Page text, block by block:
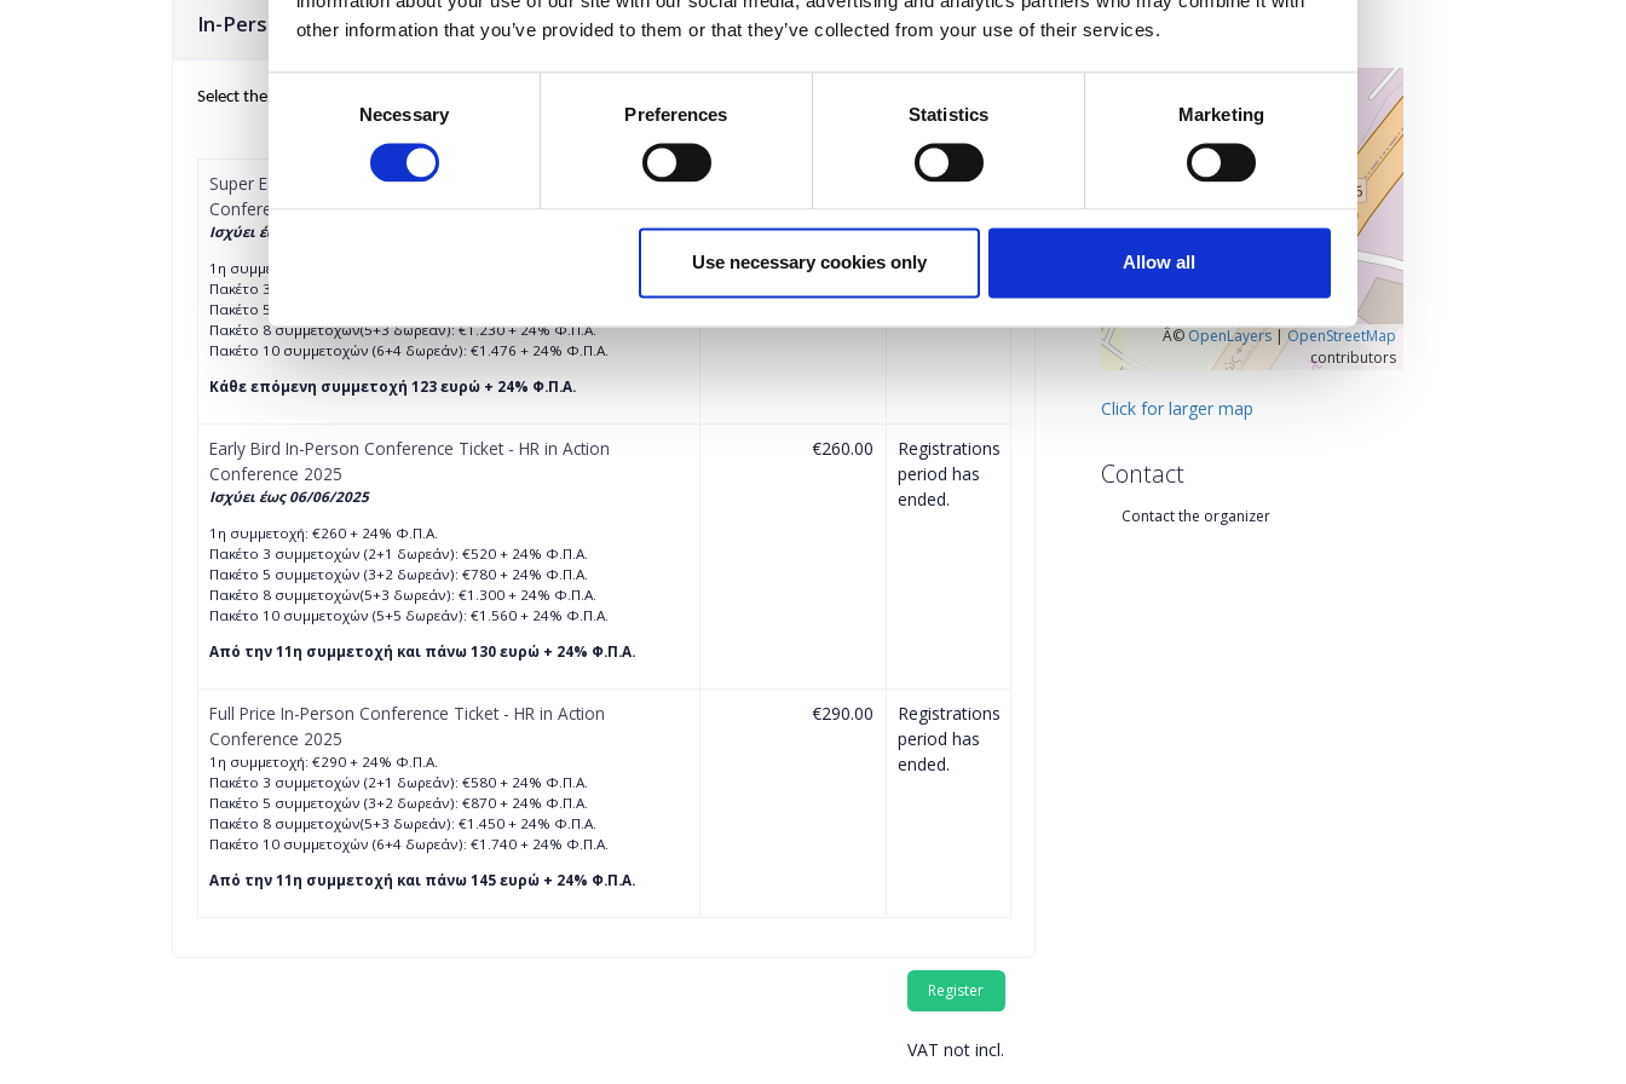
other information that you’ve provided to them or that they’ve collected from your use of their services.
Necessary Preferences Statistics Marketing
Use necessary cookies only Allow all
In-Person Conference Tickets
Select the total number of tickets you want and the free ticket(s) will be automatically calculated by the system.
Super Early Bird In-Person Conference Ticket - HR in Action
Conference 2025
Ισχύει έως 09/05/2025
1η συμμετοχή: €246 + 24% Φ.Π.Α.
Πακέτο 3 συμμετοχών (2+1 δωρεάν): €492 + 24% Φ.Π.Α.
Πακέτο 5 συμμετοχών (3+2 δωρεάν): €738 + 24% Φ.Π.Α.
Πακέτο 8 συμμετοχών(5+3 δωρεάν): €1.230 + 24% Φ.Π.Α.
Πακέτο 10 συμμετοχών (6+4 δωρεάν): €1.476 + 24% Φ.Π.Α.
Κάθε επόμενη συμμετοχή 123 ευρώ + 24% Φ.Π.Α.
Registrations
period has
ended.
Early Bird In-Person Conference Ticket - HR in Action
Conference 2025
Ισχύει έως06/06/2025
1η συμμετοχή: €260 + 24% Φ.Π.Α.
Πακέτο 3 συμμετοχών (2+1 δωρεάν): €520 + 24% Φ.Π.Α.
Πακέτο 5 συμμετοχών (3+2 δωρεάν): €780 + 24% Φ.Π.Α.
Πακέτο 8 συμμετοχών(5+3 δωρεάν): €1.300 + 24% Φ.Π.Α.
Πακέτο 10 συμμετοχών (5+5 δωρεάν): €1.560 + 24% Φ.Π.Α.
Από την 11η συμμετοχή και πάνω 130 ευρώ + 24% Φ.Π.Α.
€260.00
Registrations
period has
ended.
Full Price In-Person Conference Ticket - HR in Action
Conference 2025
1η συμμετοχή: €290 + 24% Φ.Π.Α.
Πακέτο 3 συμμετοχών (2+1 δωρεάν): €580 + 24% Φ.Π.Α.
Πακέτο 5 συμμετοχών (3+2 δωρεάν): €870 + 24% Φ.Π.Α.
Πακέτο 8 συμμετοχών(5+3 δωρεάν): €1.450 + 24% Φ.Π.Α.
Πακέτο 10 συμμετοχών (6+4 δωρεάν): €1.740 + 24% Φ.Π.Α.
Από την 11η συμμετοχή και πάνω 145 ευρώ + 24% Φ.Π.Α.
€290.00
Registrations
period has
ended.
VAT not incl.
Notios Tomeas Athinon, Greece
Â© OpenLayers| OpenStreetMap
contributors
Click for larger map
Contact
Contact the organizer